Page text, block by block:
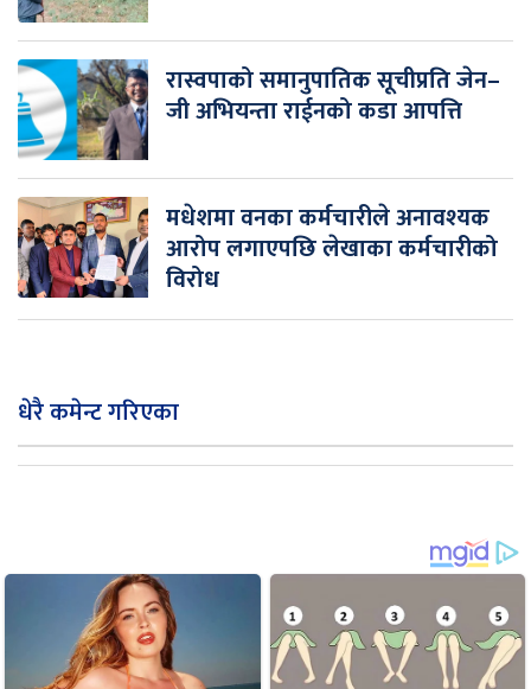
रास्वपाको समानुपातिक सूचीप्रति जेन–
जी अभियन्ता राईनको कडा आपत्ति
मधेशमा वनका कर्मचारीले अनावश्यक
आरोप लगाएपछि लेखाका कर्मचारीको
विरोध
धेरै कमेन्ट गरिएका